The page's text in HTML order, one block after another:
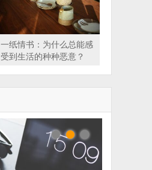
一纸情书：为什么总能感
受到生活的种种恶意？